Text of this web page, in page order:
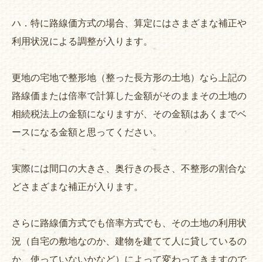
ハ．特に路線価方式の場合、算定にはさまざまな補正や
利用状況による調整が入ります。
更地の宅地で整形地（整った長方形の土地）なら上記の
路線価または倍率で計算した金額がそのままその土地の
相続税法上の金額になりますが、その金額はあくまでベ
ースになる金額と思ってください。
実際には間口の大きさ、奥行きの長さ、不整形の割合な
どさまざまな補正が入ります。
さらに路線価方式でも倍率方式でも、その土地の利用状
況（自宅の敷地なのか、建物を建てて人に貸しているの
か、使っていないかなど）によって変わってきますので